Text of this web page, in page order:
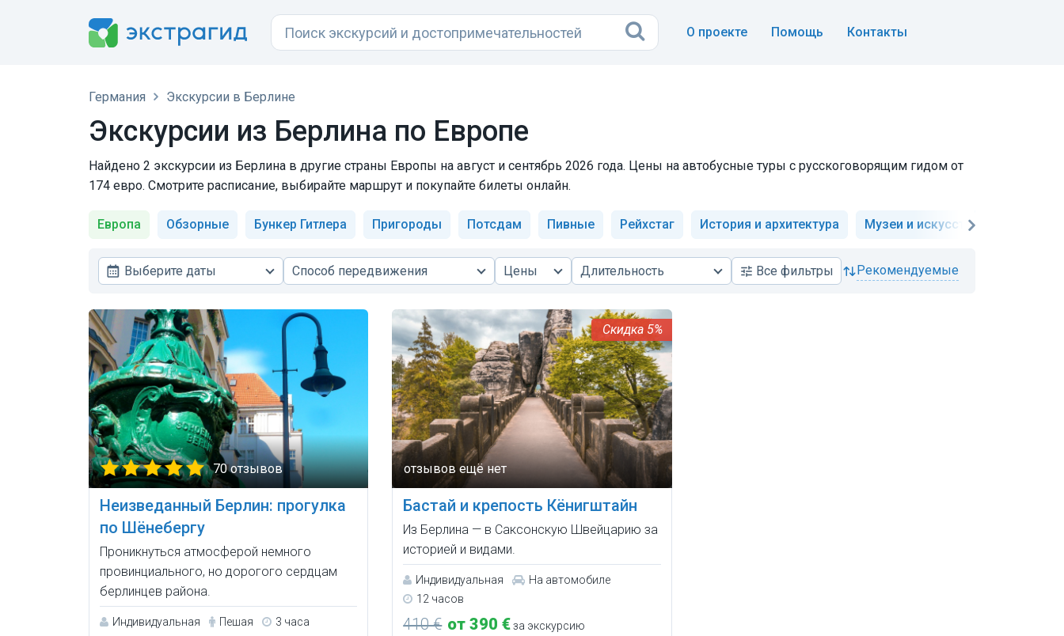
О проекте Помощь Контакты
Германия Экскурсии в Берлине
Экскурсии из Берлина по Европе
Найдено 2 экскурсии из Берлина в другие страны Европы на август и сентябрь 2026 года. Цены на автобусные туры с русскоговорящим гидом от
174 евро. Смотрите расписание, выбирайте маршрут и покупайте билеты онлайн.
Европа Обзорные Бункер Гитлера Пригороды Потсдам Пивные Рейхстаг История и архитектура Музеи и искусство
Выберите даты Способ передвижения Цены Длительность Все фильтры рекомендуемые
70 отзывов
Неизведанный Берлин: прогулка
по Шёнебергу
Проникнуться атмосферой немного
провинциального, но дорогого сердцам
берлинцев района.
Индивидуальная Пешая 3 часа
5%
Бастай и крепость Кёнигштайн
Из Берлина — в Саксонскую Швейцарию за
историей и видами.
Индивидуальная
На автомобиле
12 часов
410 € от 390 €за экскурсию